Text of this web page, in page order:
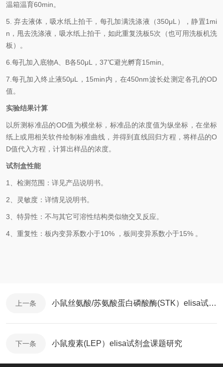
温箱温育60min。
5. 弃去液体，吸水纸上拍干，每孔加满洗涤液（350μL ），静置1mi
n ，甩去洗涤液，吸水纸上拍干，如此重复洗板5次（也可用洗板机洗
板）。
6.每孔加入底物A B各50μL ， 37℃避光孵育15min。
7.每孔加入终止液50μL ， 15min内，在450nm波长处测定各孔的OD
值。
实验结果计算
以所测标准品的OD值为横坐标，标准品的浓度值为纵坐标，在坐标
纸上或用相关软件绘制标准曲线，并得到直线回归方程，将样品的O
D值代入方程，计算出样品的浓度。
试剂盒性能
1、检测范围：详见产品说明书。
2、灵敏度： 详情见说明书。
3、特异性：不与其它可溶性结构类似物交叉反应。
4、重复性：板内变异系数小于10% ，板间变异系数小于15% 。
上一条 小鼠丝氨酸/苏氨酸蛋白磷酸酶(STK）elisa试剂盒课题专用
下一条 小鼠瘦素(LEP）elisa试剂盒课题研究